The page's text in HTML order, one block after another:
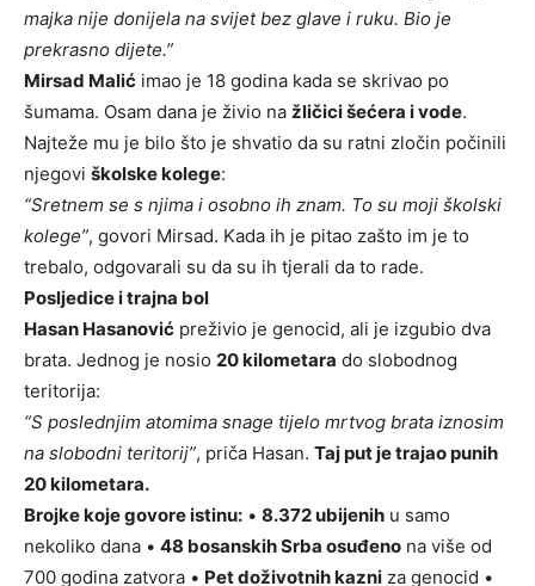
majka nije donijela na svijet bez glave i ruku. Bio je
prekrasno dijete.”
Mirsad Malić imao je 18 godina kada se skrivao po
šumama. Osam dana je živio na žličici šećera i vode.
Najteže mu je bilo što je shvatio da su ratni zločin počinili
njegovi školske kolege:
“Sretnem se s njima i osobno ih znam. To su moji školski
kolege”, govori Mirsad. Kada ih je pitao zašto im je to
trebalo, odgovarali su da su ih tjerali da to rade.
Posljedice i trajna bol
Hasan Hasanović preživio je genocid, ali je izgubio dva
brata. Jednog je nosio 20 kilometara do slobodnog
teritorija:
“S poslednjim atomima snage tijelo mrtvog brata iznosim
na slobodni teritorij”, priča Hasan. Taj put je trajao punih
20 kilometara.
Brojke koje govore istinu: • 8.372 ubijenih u samo
nekoliko dana • 48 bosanskih Srba osuđeno na više od
700 godina zatvora • Pet doživotnih kazni za genocid •